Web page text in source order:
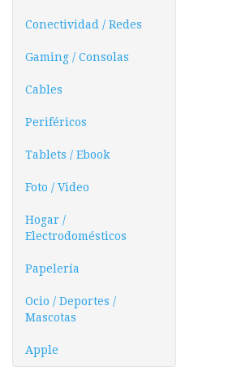
Conectividad / Redes
Gaming / Consolas
Cables
Periféricos
Tablets / Ebook
Foto / Video
Hogar /
Electrodomésticos
Papelería
Ocio / Deportes /
Mascotas
Apple